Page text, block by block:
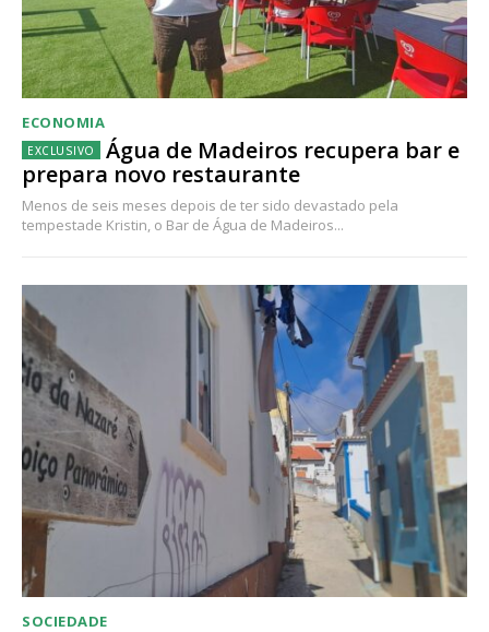
ECONOMIA
Água de Madeiros recupera bar e
prepara novo restaurante
Menos de seis meses depois de ter sido devastado pela
tempestade Kristin, o Bar de Água de Madeiros...
SOCIEDADE